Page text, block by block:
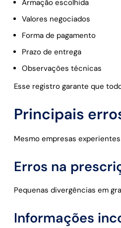
Armação escolhida
Valores negociados
Forma de pagamento
Prazo de entrega
Observações técnicas
Esse registro garante que
Principais
Mesmo empresas
Erros na
Pequenas divergências em
Informações